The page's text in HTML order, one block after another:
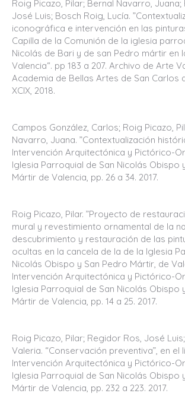
Roig Picazo, Pilar; Bernal Navarro,
José Luis; Bosch Roig, Lucía.
iconográfica e intervención en las
Capilla de la Comunión de la iglesia
Nicolás de Bari y de san Pedro mártir en
Valencia“. pp 183 a 207. Archivo de Arte
Academia de Bellas Artes de San Carlos
XCIX, 2018.
Campos González, Carlos; Roig Picazo,
Navarro, Juana. ”Contextualización
Intervención Arquitectónica y Pictórico-
Iglesia Parroquial de San Nicolás Obispo
Mártir de Valencia, pp. 26 a 34. 2017.
Roig Picazo, Pilar. ”Proyecto de
mural y revestimiento ornamental de la
descubrimiento y restauración de las
ocultas en la cancela de la de la Iglesia
Nicolás Obispo y San Pedro Mártir, de
Intervención Arquitectónica y Pictórico-
Iglesia Parroquial de San Nicolás Obispo
Mártir de Valencia, pp. 14 a 25. 2017.
Roig Picazo, Pilar; Regidor Ros, José
Valeria. “Conservación preventiva”, en el
Intervención Arquitectónica y Pictórico-
Iglesia Parroquial de San Nicolás Obispo
Mártir de Valencia, pp. 232 a 223. 2017.